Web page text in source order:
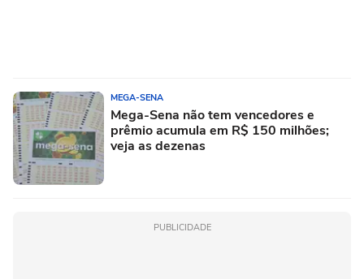
MEGA-SENA
Mega-Sena não tem vencedores e
prêmio acumula em R$ 150 milhões;
veja as dezenas
PUBLICIDADE